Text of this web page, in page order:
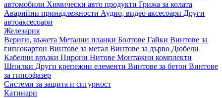
автомобили Химически авто продукти Грижа за колата
Аварийни принадлежности Аудио, видео аксесоари Други
автоаксесоари
Железария
Вериги, въжета Метални планки Болтове Гайки Винтове за
гипсокартон Винтове за метал Винтове за дърво Дюбели
Кабелни връзки Пирони Нитове Монтажни комплекти
Шпилки Други крепежни елементи Винтове за бетон Винтове
за гипсофазер
Системи за защита и сигурност
Катинари